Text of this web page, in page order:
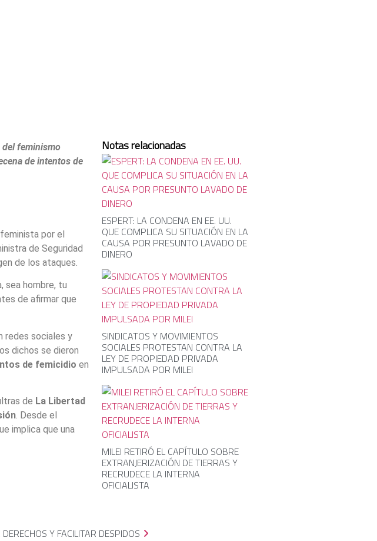
del feminismo
de intentos de
por el
de Seguridad
de los ataques.
sea hombre, tu
de afirmar que
redes sociales y
dichos se dieron
de femicidio en
de La Libertad
. Desde el
implica que una
Notas relacionadas
ESPERT: LA CONDENA EN EE. UU.
QUE COMPLICA SU SITUACIÓN EN LA
CAUSA POR PRESUNTO LAVADO DE
DINERO
SINDICATOS Y MOVIMIENTOS
SOCIALES PROTESTAN CONTRA LA
LEY DE PROPIEDAD PRIVADA
IMPULSADA POR MILEI
MILEI RETIRÓ EL CAPÍTULO SOBRE
EXTRANJERIZACIÓN DE TIERRAS Y
RECRUDECE LA INTERNA
OFICIALISTA
Y FACILITAR DESPIDOS